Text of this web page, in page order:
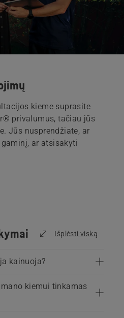
kieme suprasite
privalumus, tačiau jūs
Jūs nusprendžiate, ar
ar atsisakyti
Išplėsti viską
kainuoja?
kiemui tinkamas